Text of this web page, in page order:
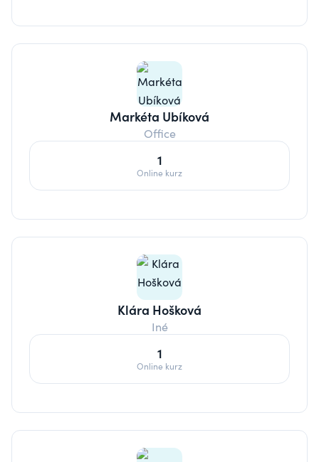
Markéta Ubíková
Office
1
Online kurz
Klára Hošková
Iné
1
Online kurz